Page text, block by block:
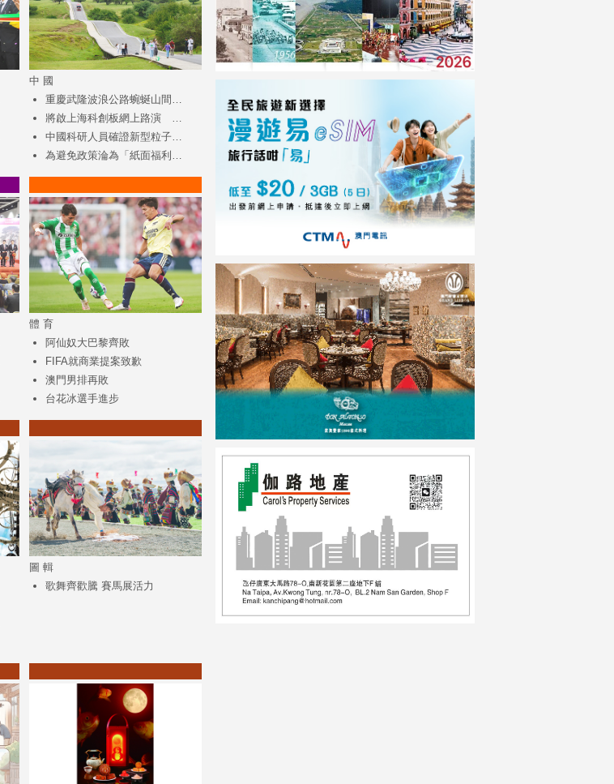
中 國
重慶武隆波浪公路蜿蜒山間…
將啟上海科創板網上路演 …
中國科研人員確證新型粒子…
為避免政策淪為「紙面福利…
體 育
阿仙奴大巴黎齊敗
FIFA就商業提案致歉
澳門男排再敗
台花冰選手進步
圖 輯
歌舞齊歡騰 賽馬展活力